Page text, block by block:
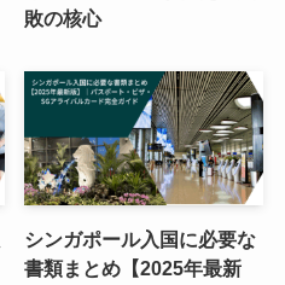
敗の核心
シンガポール入国に必要な
書類まとめ【2025年最新